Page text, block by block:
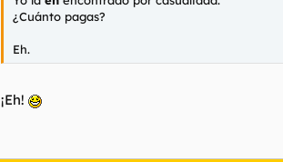
¿Cuánto pagas?
Eh.
¡Eh!